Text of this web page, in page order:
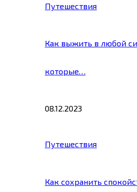
Путешествия
Как выжить в любой
которые…
08.12.2023
Путешествия
Как сохранить